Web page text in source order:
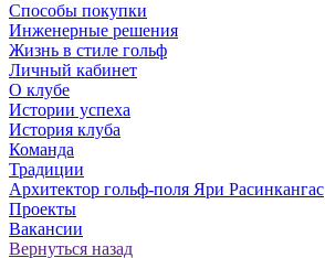
Способы покупки
Инженерные решения
Жизнь в стиле гольф
Личный кабинет
О клубе
Истории успеха
История клуба
Команда
Традиции
Архитектор гольф-поля Яри Расинкангас
Проекты
Вакансии
Вернуться назад